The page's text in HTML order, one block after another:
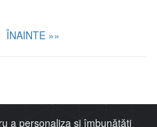
ÎNAINTE »»
a personaliza și îmbunătăți